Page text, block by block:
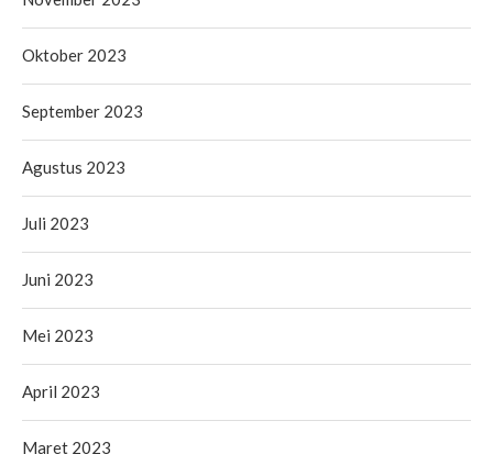
Oktober 2023
September 2023
Agustus 2023
Juli 2023
Juni 2023
Mei 2023
April 2023
Maret 2023